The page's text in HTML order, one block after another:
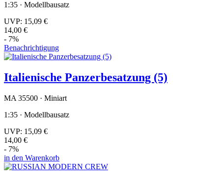
1:35 · Modellbausatz
UVP: 15,09 €
14,00 €
- 7%
Benachrichtigung
Italienische Panzerbesatzung (5)
MA 35500 · Miniart
1:35 · Modellbausatz
UVP: 15,09 €
14,00 €
- 7%
in den Warenkorb